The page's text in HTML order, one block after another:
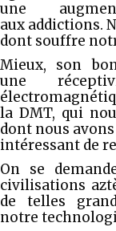
une
aux addictions.
dont souffre
Mieux, son
une
la DMT, qui
dont nous
intéressant de
On se
civilisations
de telles
notre